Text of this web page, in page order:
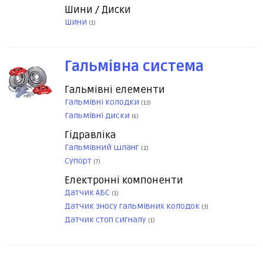
Шини / Диски
Шини (1)
Гальмівна система
Гальмівні елементи
Гальмівні колодки (13)
Гальмівні диски (6)
Гідравліка
Гальмівний шланг (2)
Супорт (7)
Електронні компоненти
Датчик АБС (1)
Датчик зносу гальмівних колодок (3)
Датчик стоп сигналу (1)